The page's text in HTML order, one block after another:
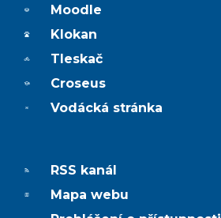
Moodle
Klokan
Tleskač
Croseus
Vodácká stránka
RSS kanál
Mapa webu